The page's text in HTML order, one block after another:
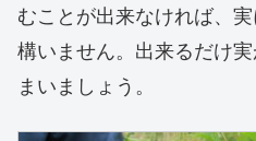
むことが出来なければ、
構いません。出来るだけ
まいましょう。